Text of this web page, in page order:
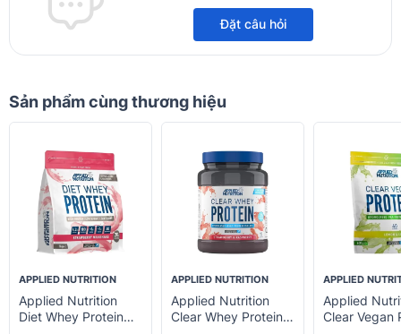
Đặt câu hỏi
Sản phẩm cùng thương hiệu
APPLIED NUTRITION
Applied Nutrition
Diet Whey Protein
APPLIED NUTRITION
Applied Nutrition
Clear Whey Protein
APPLIED
Applied
Clear Vegan